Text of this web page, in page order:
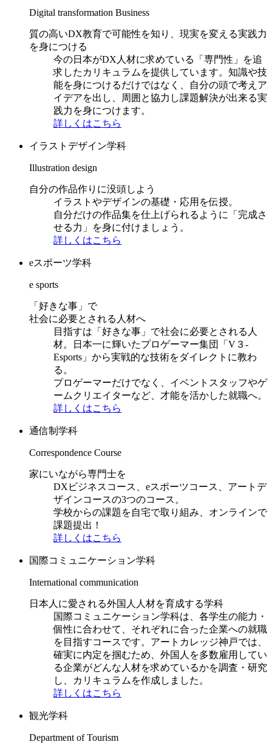
Digital transformation Business
質の高いDX教育で可能性を知り、現実を変える実践力
を身につける
今の日本がDX人材に求めている「専門性」を追
求したカリキュラムを提供しています。知識や技
能を身につけるだけではなく、自分の頭で考えア
イデアを出し、周囲と協力し課題解決が出来る実
践力を身につけます。
詳しくはこちら
イラストデザイン学科
Illustration design
自分の作品作りに没頭しよう
イラストやデザインの基礎・応用を伝授。
自分だけの作品集を仕上げられるように「完成さ
せる力」を身に付けましょう。
詳しくはこちら
eスポーツ学科
e sports
「好きな事」で
社会に必要とされる人材へ
目指すは「好きな事」で社会に必要とされる人
材。日本一に輝いたプロゲーマー集団「V３-
Esports」から実戦的な技術をダイレクトに教わ
る。
プロゲーマーだけでなく、イベントスタッフやゲ
ームクリエイターなど、才能を活かした就職へ。
詳しくはこちら
通信制学科
Correspondence Course
家にいながら専門士を
DXビジネスコース、eスポーツコース、アートデ
ザインコースの3つのコース。
学校からの課題を自宅で取り組み、オンラインで
課題提出！
詳しくはこちら
国際コミュニケーション学科
International communication
日本人に愛される外国人人材を育成する学科
国際コミュニケーション学科は、各学生の能力・
個性に合わせて、それぞれに合った企業への就職
を目指すコースです。アートカレッジ神戸では、
確実に内定を掴むため、外国人を多数雇用してい
る企業がどんな人材を求めているかを調査・研究
し、カリキュラムを作成しました。
詳しくはこちら
観光学科
Department of Tourism